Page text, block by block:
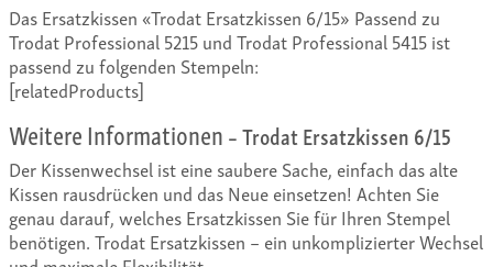
Das Ersatzkissen «Trodat Ersatzkissen 6/15» Passend zu
Trodat Professional 5215 und Trodat Professional 5415 ist
passend zu folgenden Stempeln:
[relatedProducts]
Weitere Informationen– Trodat Ersatzkissen 6/15
Der Kissenwechsel ist eine saubere Sache, einfach das alte
Kissen rausdrücken und das Neue einsetzen! Achten Sie
genau darauf, welches Ersatzkissen Sie für Ihren Stempel
benötigen. Trodat Ersatzkissen – ein unkomplizierter Wechsel